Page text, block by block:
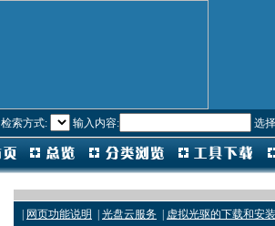
检索方式: 输入内容: 选
网页功能说明 光盘云服务 虚拟光驱的下载和安装